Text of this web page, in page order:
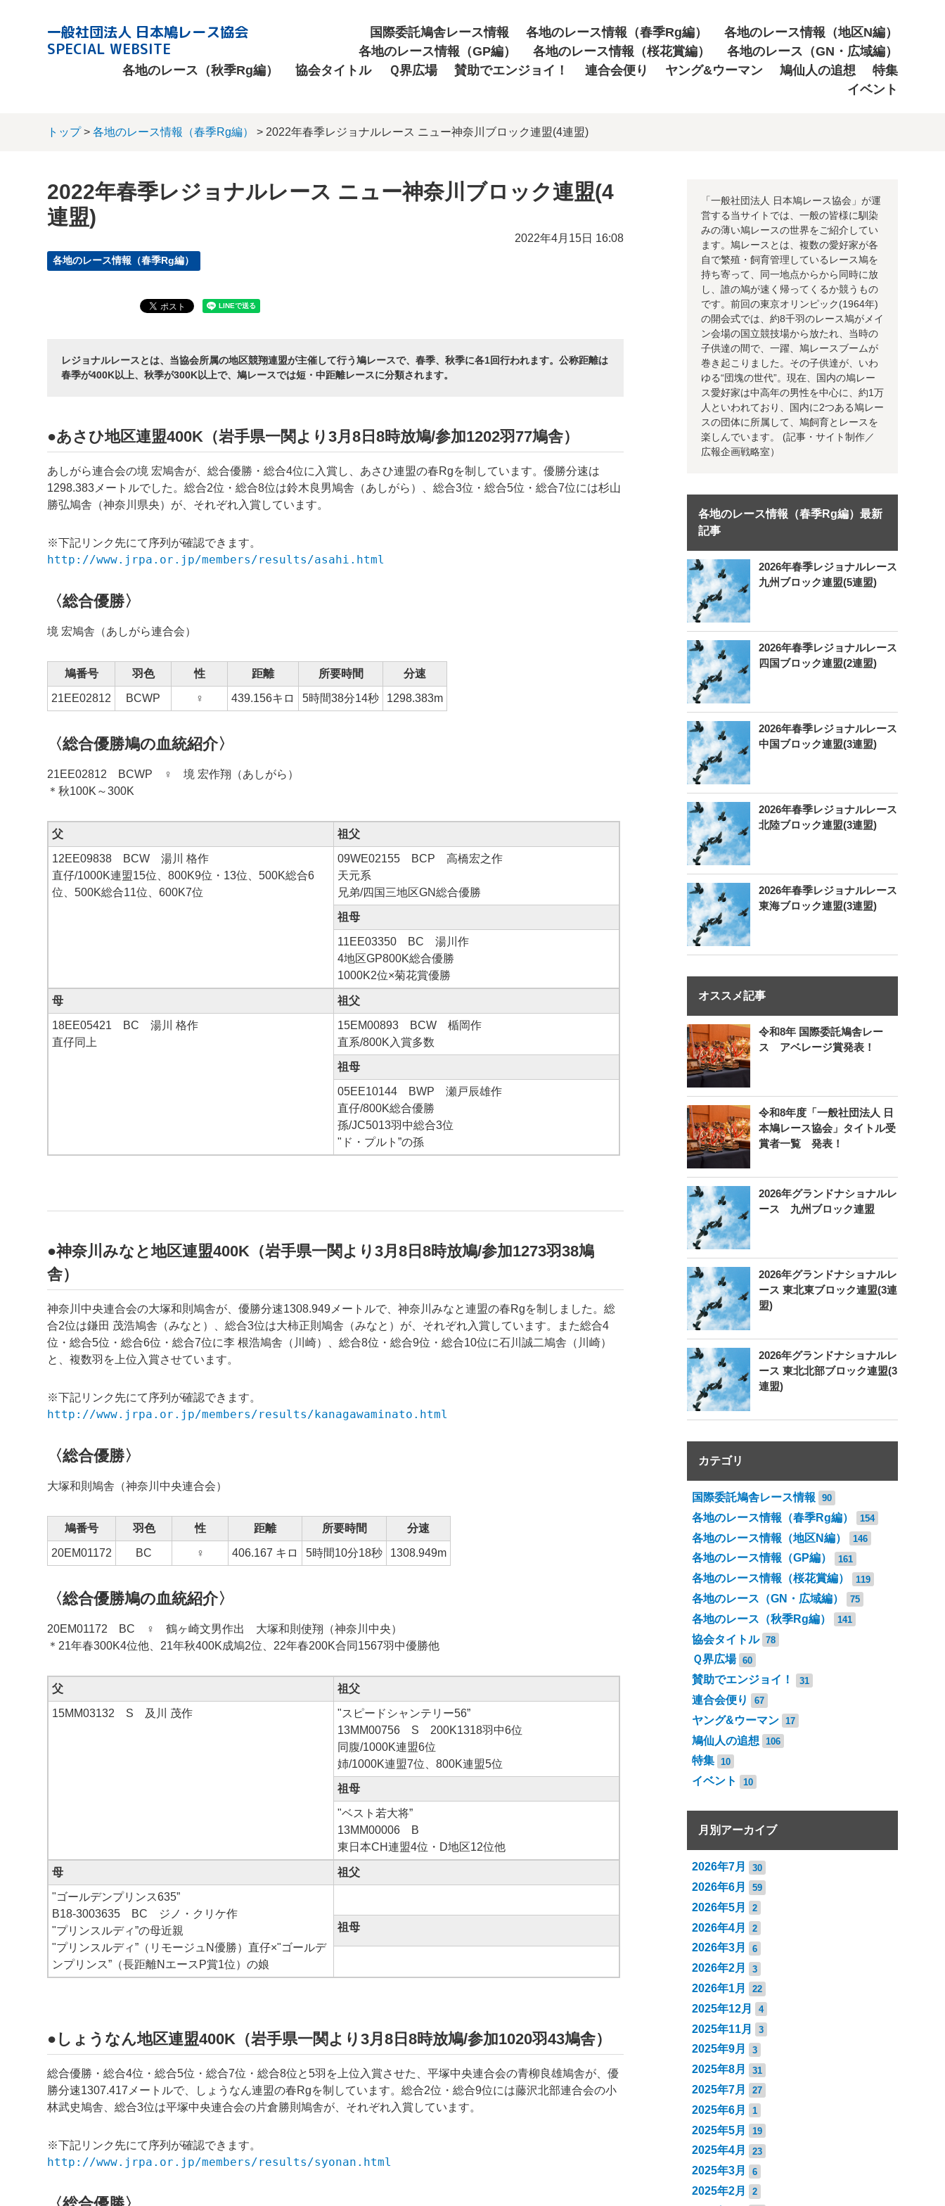
一般社団法人 日本鳩レース協会
SPECIAL WEBSITE
国際委託鳩舎レース情報 各地のレース情報（春季Rg編）
各地のレース情報（地区N編）
各地のレース情報（GP編）
各地のレース情報（桜花賞編）
各地のレース（GN・広域編）
各地のレース（秋季Rg編）
協会タイトル Ｑ界広場 賛助でエンジョイ！ 連合会便り ヤング&ウーマン 鳩仙人の追想
特集
イベント
トップ>各地のレース情報（春季Rg編） > 2022年春季レジョナルレース ニュー神奈川ブロック連盟(4連盟)
2022年春季レジョナルレース ニュー神奈川ブロック連盟(4
連盟)
2022年4月15日 16:08
各地のレース情報（春季Rg編）
レジョナルレースとは、当協会所属の地区競翔連盟が主催して行う鳩レースで、春季、秋季に各1回行われます。公称距離は
春季が400K以上、秋季が300K以上で、鳩レースでは短・中距離レースに分類されます。
●あさひ地区連盟400K（岩手県一関より3月8日8時放鳩/参加1202羽77鳩舎）
あしがら連合会の境 宏鳩舎が、総合優勝・総合4位に入賞し、あさひ連盟の春Rgを制しています。優勝分速は
1298.383メートルでした。総合2位・総合8位は鈴木良男鳩舎（あしがら）、総合3位・総合5位・総合7位には杉山
勝弘鳩舎（神奈川県央）が、それぞれ入賞しています。
※下記リンク先にて序列が確認できます。
http://www.jrpa.or.jp/members/results/asahi.html
〈総合優勝〉
境 宏鳩舎（あしがら連合会）
鳩番号 羽色 性 距離 所要時間 分速
21EE02812 BCWP ♀ 439.156キロ 5時間38分14秒 1298.383m
〈総合優勝鳩の血統紹介〉
21EE02812 BCWP ♀ 境 宏作翔（あしがら）
＊秋100K～300K
父 祖父
12EE09838 BCW 湯川 格作
直仔/1000K連盟15位、800K9位・13位、500K総合6
位、500K総合11位、600K7位
09WE02155 BCP 高橋宏之作
天元系
兄弟/四国三地区GN総合優勝
祖母
11EE03350 BC 湯川作
4地区GP800K総合優勝
1000K2位×菊花賞優勝
母 祖父
18EE05421 BC 湯川 格作
直仔同上
15EM00893 BCW 楯岡作
直系/800K入賞多数
祖母
05EE10144 BWP 瀬戸辰雄作
直仔/800K総合優勝
孫/JC5013羽中総合3位
"ド・プルト”の孫
●神奈川みなと地区連盟400K（岩手県一関より3月8日8時放鳩/参加1273羽38鳩
舎）
神奈川中央連合会の大塚和則鳩舎が、優勝分速1308.949メートルで、神奈川みなと連盟の春Rgを制しました。総
合2位は鎌田 茂浩鳩舎（みなと）、総合3位は大柿正則鳩舎（みなと）が、それぞれ入賞しています。また総合4
位・総合5位・総合6位・総合7位に李 根浩鳩舎（川崎）、総合8位・総合9位・総合10位に石川誠二鳩舎（川崎）
と、複数羽を上位入賞させています。
※下記リンク先にて序列が確認できます。
http://www.jrpa.or.jp/members/results/kanagawaminato.html
〈総合優勝〉
大塚和則鳩舎（神奈川中央連合会）
鳩番号 羽色 性 距離 所要時間 分速
20EM01172 BC ♀ 406.167 キロ 5時間10分18秒 1308.949m
〈総合優勝鳩の血統紹介〉
20EM01172 BC ♀ 鶴ヶ崎文男作出 大塚和則使翔（神奈川中央）
＊21年春300K4位他、21年秋400K成鳩2位、22年春200K合同1567羽中優勝他
父 祖父
15MM03132 S 及川 茂作
"スピードシャンテリー56”
13MM00756 S 200K1318羽中6位
同腹/1000K連盟6位
姉/1000K連盟7位、800K連盟5位
祖母
"ベスト若大将”
13MM00006 B
東日本CH連盟4位・D地区12位他
母 祖父
"ゴールデンプリンス635”
B18-3003635 BC ジノ・クリケ作
"プリンスルディ”の母近親
"プリンスルディ”（リモージュN優勝）直仔×"ゴールデ
ンプリンス”（長距離NエースP賞1位）の娘
祖母
●しょうなん地区連盟400K（岩手県一関より3月8日8時放鳩/参加1020羽43鳩舎）
総合優勝・総合4位・総合5位・総合7位・総合8位と5羽を上位入賞させた、平塚中央連合会の青柳良雄鳩舎が、優
勝分速1307.417メートルで、しょうなん連盟の春Rgを制しています。総合2位・総合9位には藤沢北部連合会の小
林武史鳩舎、総合3位は平塚中央連合会の片倉勝則鳩舎が、それぞれ入賞しています。
※下記リンク先にて序列が確認できます。
http://www.jrpa.or.jp/members/results/syonan.html
「一般社団法人 日本鳩レース協会」が運
営する当サイトでは、一般の皆様に馴染
みの薄い鳩レースの世界をご紹介してい
ます。鳩レースとは、複数の愛好家が各
自で繁殖・飼育管理しているレース鳩を
持ち寄って、同一地点からから同時に放
し、誰の鳩が速く帰ってくるか競うもの
です。前回の東京オリンピック(1964年)
の開会式では、約8千羽のレース鳩がメイ
ン会場の国立競技場から放たれ、当時の
子供達の間で、一躍、鳩レースブームが
巻き起こりました。その子供達が、いわ
ゆる“団塊の世代”。現在、国内の鳩レー
ス愛好家は中高年の男性を中心に、約1万
人といわれており、国内に2つある鳩レー
スの団体に所属して、鳩飼育とレースを
楽しんでいます。 (記事・サイト制作／
広報企画戦略室）
各地のレース情報（春季Rg編）最新
記事
2026年春季レジョナルレース
九州ブロック連盟(5連盟)
2026年春季レジョナルレース
四国ブロック連盟(2連盟)
2026年春季レジョナルレース
中国ブロック連盟(3連盟)
2026年春季レジョナルレース
北陸ブロック連盟(3連盟)
2026年春季レジョナルレース
東海ブロック連盟(3連盟)
オススメ記事
令和8年 国際委託鳩舎レー
ス アベレージ賞発表！
令和8年度「一般社団法人 日
本鳩レース協会」タイトル受
賞者一覧 発表！
2026年グランドナショナルレ
ース 九州ブロック連盟
2026年グランドナショナルレ
ース 東北東ブロック連盟(3連
盟)
2026年グランドナショナルレ
ース 東北北部ブロック連盟(3
連盟)
カテゴリ
国際委託鳩舎レース情報 90
各地のレース情報（春季Rg編） 154
各地のレース情報（地区N編） 146
各地のレース情報（GP編） 161
各地のレース情報（桜花賞編） 119
各地のレース（GN・広域編） 75
各地のレース（秋季Rg編） 141
協会タイトル 78
Ｑ界広場 60
賛助でエンジョイ！ 31
連合会便り 67
ヤング&ウーマン 17
鳩仙人の追想 106
特集 10
イベント 10
月別アーカイブ
2026年7月 30
2026年6月 59
2026年5月 2
2026年4月 2
2026年3月 6
2026年2月 3
2026年1月 22
2025年12月 4
2025年11月 3
2025年9月 3
2025年8月 31
2025年7月 27
2025年6月 1
2025年5月 19
2025年4月 23
2025年3月 6
2025年2月 2